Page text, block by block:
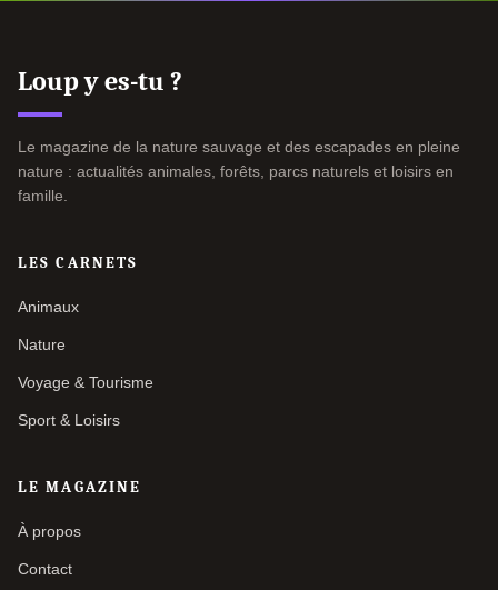
Loup y es-tu ?
Le magazine de la nature sauvage et des escapades en pleine
nature : actualités animales, forêts, parcs naturels et loisirs en
famille.
LES CARNETS
Animaux
Nature
Voyage & Tourisme
Sport & Loisirs
LE MAGAZINE
À propos
Contact